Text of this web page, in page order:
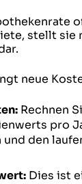
stellt sie
neue
Rechnen
pro
und den
Dies ist